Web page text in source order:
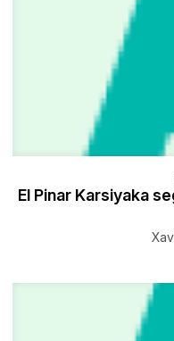
El Pinar Karsiyaka